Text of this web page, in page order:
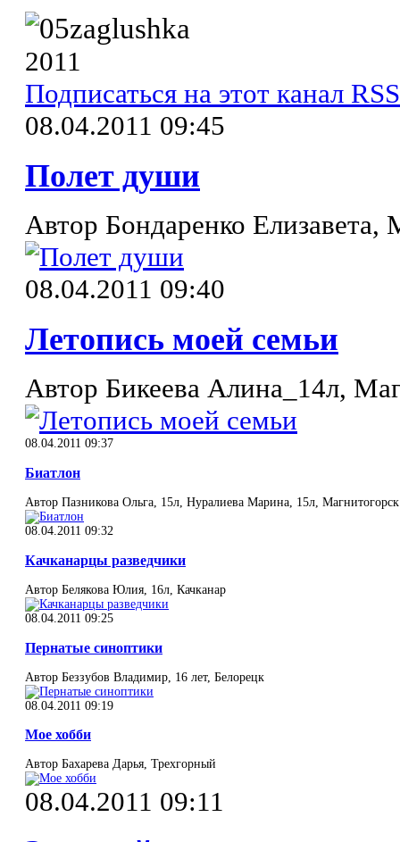
2011
Подписаться на этот канал RSS
08.04.2011 09:45
Полет души
Автор Бондаренко Елизавета,
08.04.2011 09:40
Летопись моей семьи
Автор Бикеева Алина_14л,
08.04.2011 09:37
Биатлон
Автор Пазникова Ольга, 15л, Нуралиева Марина, 15л, Магнитогорск
08.04.2011 09:32
Качканарцы разведчики
Автор Белякова Юлия, 16л, Качканар
08.04.2011 09:25
Пернатые синоптики
Автор Беззубов Владимир, 16 лет, Белорецк
08.04.2011 09:19
Мое хобби
Автор Бахарева Дарья, Трехгорный
08.04.2011 09:11